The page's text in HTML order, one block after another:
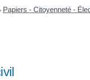
Papiers - Citoyenneté -